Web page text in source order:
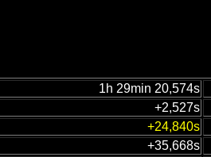
1h 29min 20,574s
+2,527s
+24,840s
+35,668s